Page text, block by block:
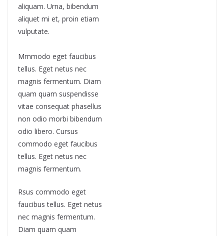
aliquam. Urna, bibendum
aliquet mi et, proin etiam
vulputate.
Mmmodo eget faucibus
tellus. Eget netus nec
magnis fermentum. Diam
quam quam suspendisse
vitae consequat phasellus
non odio morbi bibendum
odio libero. Cursus
commodo eget faucibus
tellus. Eget netus nec
magnis fermentum.
Rsus commodo eget
faucibus tellus. Eget netus
nec magnis fermentum.
Diam quam quam